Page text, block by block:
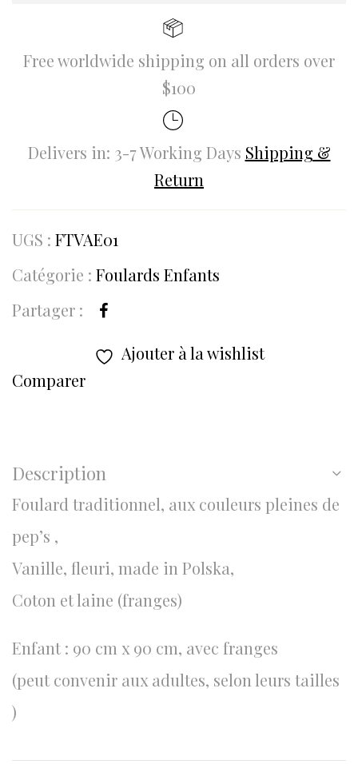
Free worldwide shipping on all orders over
$100
Delivers in: 3-7 Working Days Shipping &
Return
UGS : FTVAE01
Catégorie : Foulards Enfants
Partager :
Ajouter à la wishlist
Comparer
Description
Foulard traditionnel, aux couleurs pleines de
pep’s ,
Vanille, fleuri, made in Polska,
Coton et laine (franges)
Enfant : 90 cm x 90 cm, avec franges
(peut convenir aux adultes, selon leurs tailles
)